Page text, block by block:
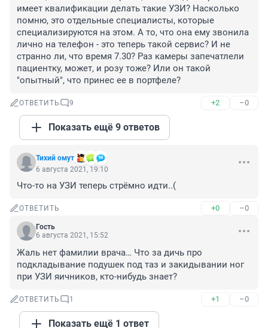
имеет квалификации делать такие УЗИ? Насколько
помню, это отдельные специалисты, которые
специализируются на этом. А то, что она ему звонила
лично на телефон - это теперь такой сервис? И не
странно ли, что время 7.30? Раз камеры запечатлели
пациентку, может, и розу тоже? Или он такой
"опытный", что принес ее в портфеле?
ОТВЕТИТЬ 9 +2 –0
Показать ещё 9 ответов
Тихий омут
6 августа 2021, 19:10
Что-то на УЗИ теперь стрёмно идти..(
ОТВЕТИТЬ +0 –0
Гость
6 августа 2021, 15:52
Жаль нет фамилии врача… Что за дичь про
подкладывание подушек под таз и закидывании ног
при УЗИ яичников, кто-нибудь знает?
ОТВЕТИТЬ 1 +1 –0
Показать ещё 1 ответ